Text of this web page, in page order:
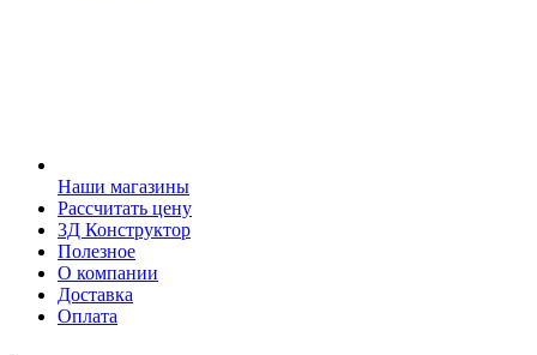
Наши магазины
Рассчитать цену
3Д Конструктор
Полезное
О компании
Доставка
Оплата